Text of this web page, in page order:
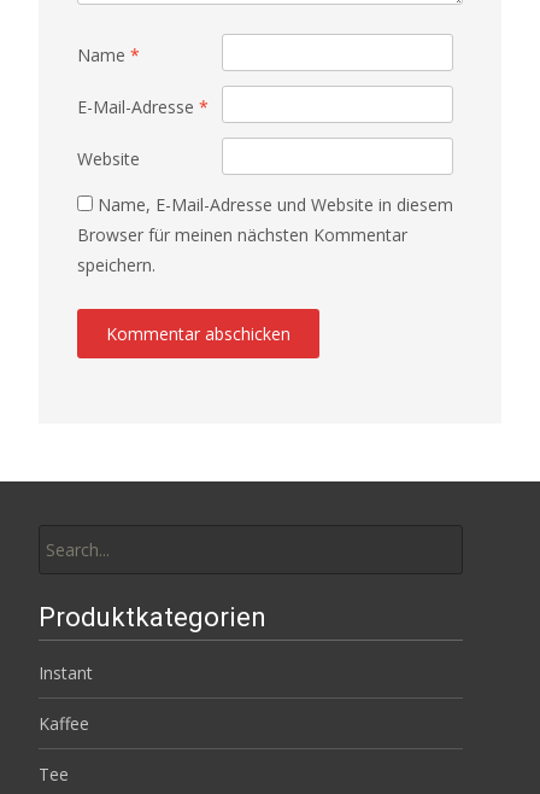
Name *
E-Mail-Adresse *
Website
Name, E-Mail-Adresse und Website in diesem
Browser für meinen nächsten Kommentar
speichern.
for:
Produktkategorien
Instant
Kaffee
Tee